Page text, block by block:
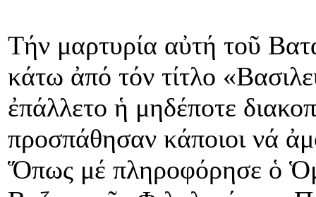
Τήν μαρτυρία αὐτή τοῦ
κάτω ἀπό τόν τίτλο
ἐπάλλετο ἡ μηδέποτε
προσπάθησαν κάποιοι νά
Ὅπως μέ πληροφόρησε ὁ